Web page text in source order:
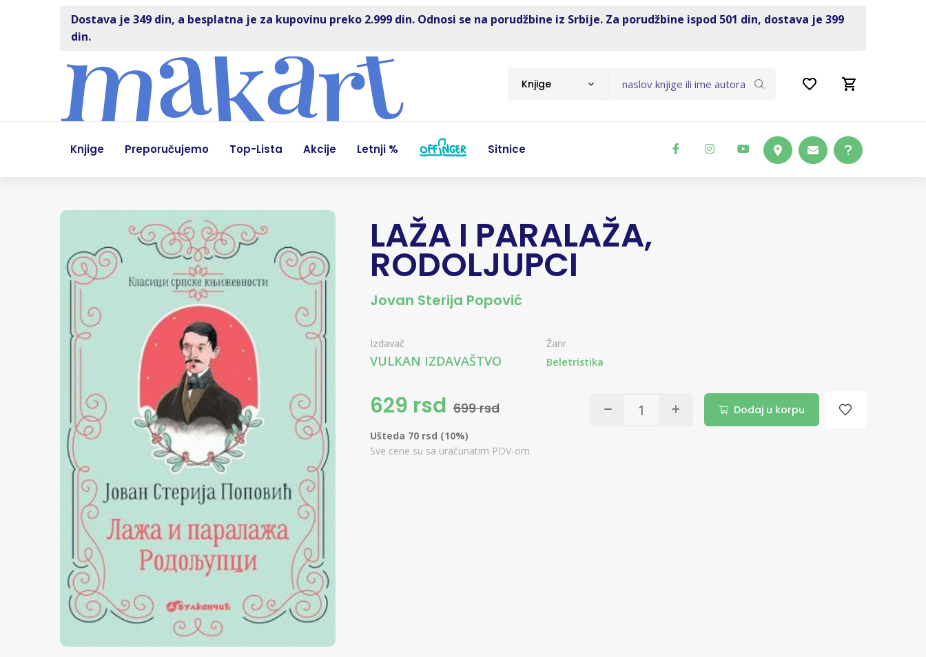
Dostava je 349 din, a besplatna je za kupovinu preko 2.999 din. Odnosi se na porudžbine iz Srbije. Za porudžbine ispod 501 din, dostava je 399
din.
Knjige
Knjige Preporučujemo Top-Lista Akcije Letnji % Sitnice
LAŽA I PARALAŽA,
RODOLJUPCI
Jovan Sterija Popović
Izdavač
VULKAN IZDAVAŠTVO
Žanr
Beletristika
629 rsd 699 rsd Dodaj u korpu
Ušteda 70 rsd (10%)
Sve cene su sa uračunatim PDV-om.